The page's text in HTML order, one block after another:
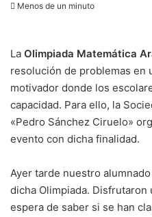
Menos de un minuto
La Olimpiada Matemática
resolución de problemas en
motivador donde los
capacidad. Para ello, la
«Pedro Sánchez Ciruelo»
evento con dicha finalidad.
Ayer tarde nuestro
dicha Olimpiada. Disfrutaron
espera de saber si se han